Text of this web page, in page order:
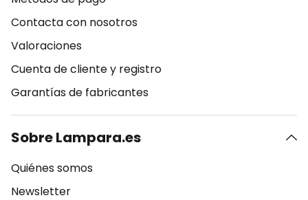
Contacta con nosotros
Valoraciones
Cuenta de cliente y registro
Garantías de fabricantes
Sobre Lampara.es
Quiénes somos
Newsletter